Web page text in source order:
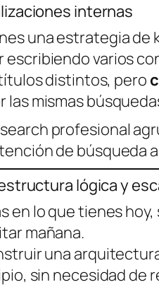
internas
una estrategia de
escribiendo varios
distintos, pero
las mismas
profesional
de búsqueda a
lógica y
en lo que tienes hoy,
mañana.
una
sin necesidad de